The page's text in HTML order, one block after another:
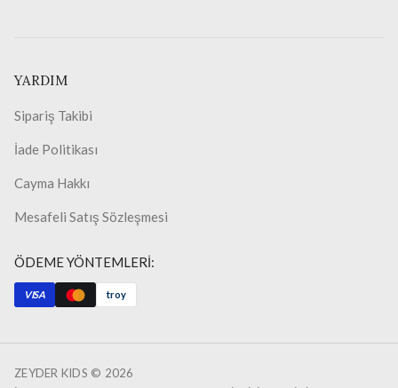
YARDIM
Sipariş Takibi
İade Politikası
Cayma Hakkı
Mesafeli Satış Sözleşmesi
ÖDEME YÖNTEMLERİ:
VISA troy
ZEYDER KIDS © 2026